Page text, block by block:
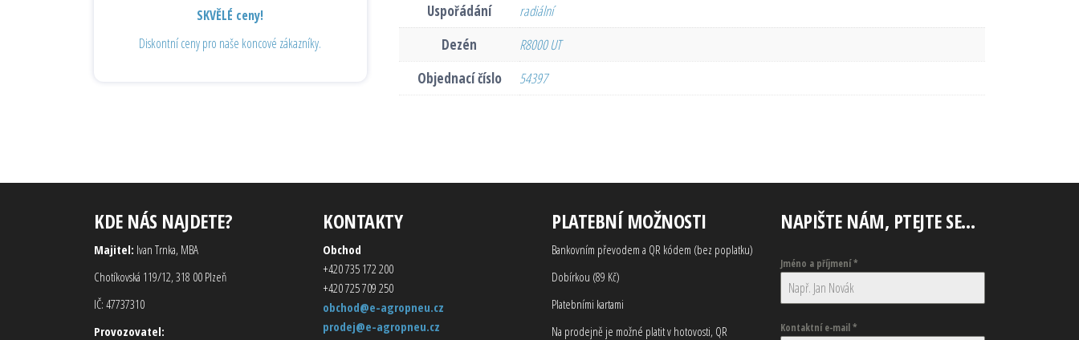
Uspořádání
radiální
Dezén
R8000 UT
Objednací číslo
54397
SKVĚLÉ ceny!
Diskontní ceny pro naše koncové zákazníky.
KDE NÁS NAJDETE?
Majitel: Ivan Trnka, MBA
Chotíkovská 119/12, 318 00 Plzeň
IČ: 47737310
Provozovatel:
KONTAKTY
Obchod
+420 735 172 200
+420 725 709 250
obchod@e-agropneu.cz
prodej@e-agropneu.cz
PLATEBNÍ MOŽNOSTI
Bankovním převodem a QR kódem (bez poplatku)
Dobírkou (89 Kč)
Platebními kartami
Na prodejně je možné platit v hotovosti, QR
NAPIŠTE NÁM, PTEJTE SE…
Jméno a příjmení*
Kontaktní e-mail*